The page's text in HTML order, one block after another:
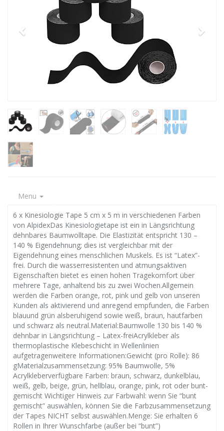
Menu
6 x Kinesiologie Tape 5 cm x 5 m in verschiedenen Farben
von AlpidexDas Kinesiologietape ist ein in Längsrichtung
dehnbares Baumwolltape. Die Elastizität entspricht 130 –
140 % Eigendehnung; dies ist vergleichbar mit der
Eigendehnung eines menschlichen Muskels. Es ist “Latex”-
frei. Durch die wasserresistenten und atmungsaktiven
Eigenschaften bietet es einen hohen Tragekomfort über
mehrere Tage, anhaltend bis zu zwei Wochen.Allgemein
werden die Farben orange, rot, pink und gelb von unseren
Kunden als aktivierend und anregend empfunden, die Farben
blauund grün alsberuhigend sowie weiß, braun, hautfarben
und schwarz als neutral.Material:Baumwolle 130 bis 140 %
dehnbar in Längsrichtung – Latex-freiAcrylkleber als
thermoplastische Klebeschicht in Wellenlinien
aufgetragenweitere Informationen:Gewicht (pro Rolle): 86
gMaterialzusammensetzung: 95% Baumwolle, 5%
Acrylkleberverfügbare Farben: braun, schwarz, dunkelblau,
weiß, gelb, beige, grün, hellblau, orange, pink, rot oder bunt-
gemischt Wichtiger Hinweis zur Farbwahl: wenn Sie “bunt
gemischt” auswählen, können Sie die Farbzusammensetzung
der Tapes NICHT selbst auswählen.Menge: Sie erhalten 6
Rollen in Ihrer Wunschfarbe (außer bei “bunt”)